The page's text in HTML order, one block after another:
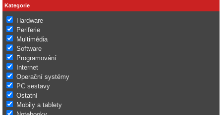
Kategorie
Hardware
Periferie
Multimédia
Software
Programování
Internet
Operační systémy
PC sestavy
Ostatní
Mobily a tablety